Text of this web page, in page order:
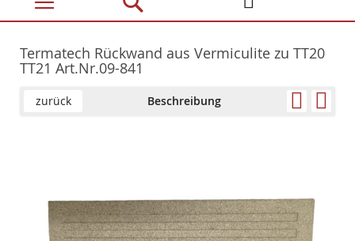
Termatech Rückwand aus Vermiculite zu TT20
TT21 Art.Nr.09-841
zurück Beschreibung
images
images